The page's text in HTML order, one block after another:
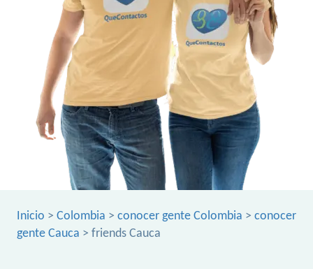
Inicio > Colombia > conocer gente Colombia > conocer
gente Cauca > friends Cauca